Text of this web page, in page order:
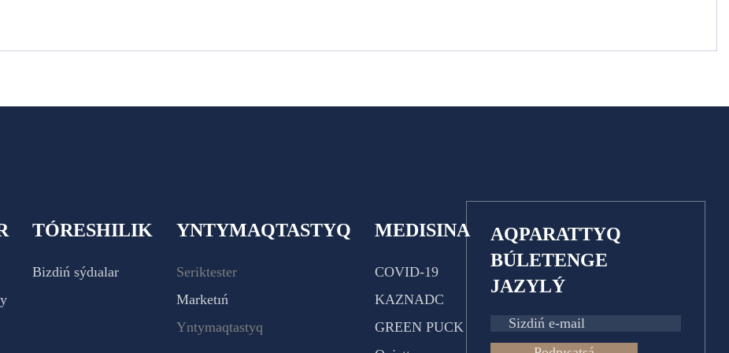
TÓRESHILIK
Bizdiń sýdıalar
YNTYMAQTASTYQ
Seriktester
Marketıń
Yntymaqtastyq
MEDISINA
COVID-19
KAZNADC
GREEN PUCK
AQPARATTYQ
BÚLETENGE
JAZYLÝ